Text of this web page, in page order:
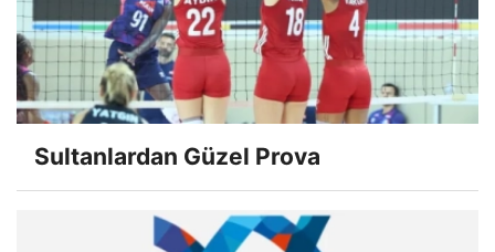
Sultanlardan Güzel Prova